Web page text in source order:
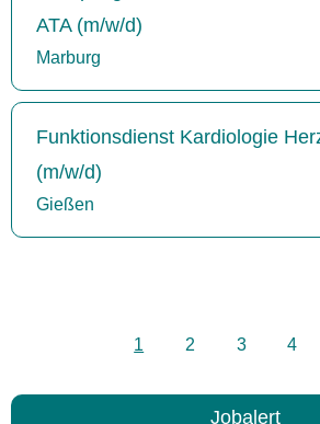
ATA (m/w/d)
Marburg
Funktionsdienst Kardiologie
(m/w/d)
Gießen
1 2 3 4
Jobalert